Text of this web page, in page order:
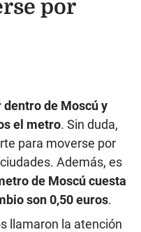
por
dentro de Moscú y
el metro. Sin duda,
para moverse por
Además, es
de Moscú cuesta
son 0,50 euros.
llamaron la atención